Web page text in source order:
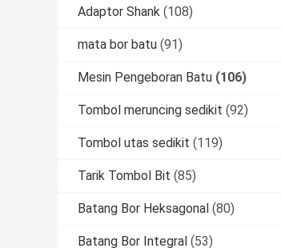
Adaptor Shank (108)
mata bor batu (91)
Mesin Pengeboran Batu (106)
Tombol meruncing sedikit (92)
Tombol utas sedikit (119)
Tarik Tombol Bit (85)
Batang Bor Heksagonal (80)
Batang Bor Integral (53)